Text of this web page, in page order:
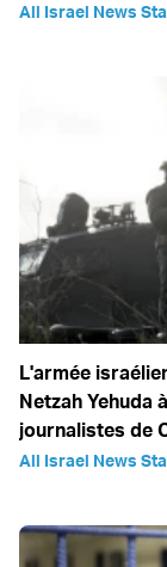
All Israel News
L'armée
Netzah Yehuda
journalistes de
All Israel News